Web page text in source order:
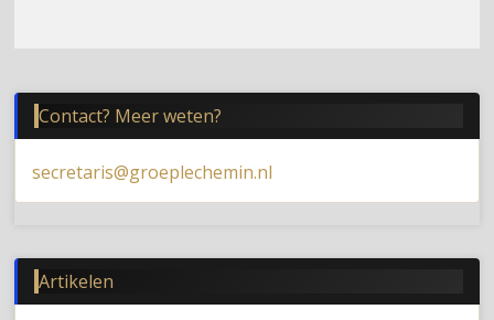
Contact? Meer weten?
secretaris@groeplechemin.nl
Artikelen